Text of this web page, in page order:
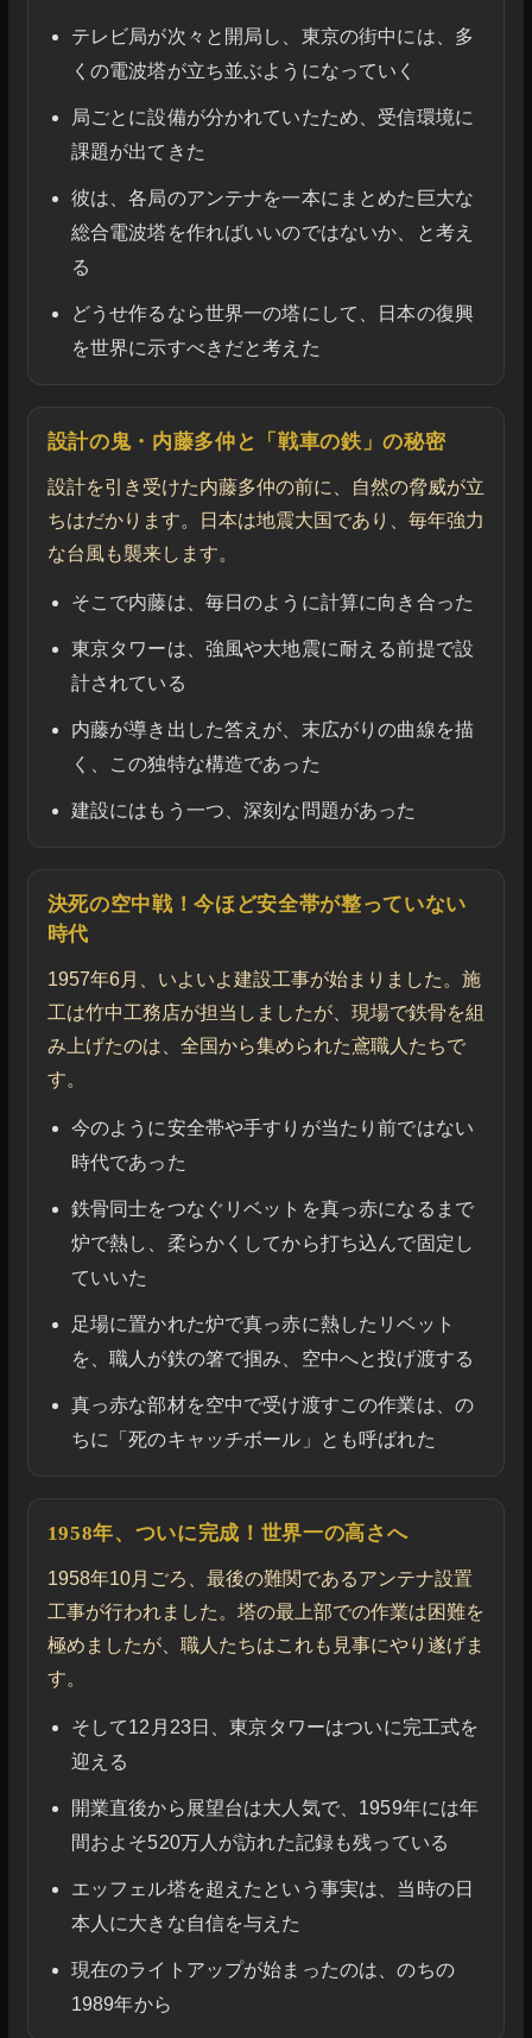
テレビ局が次々と開局し、東京の街中には、多
くの電波塔が立ち並ぶようになっていく
局ごとに設備が分かれていたため、受信環境に
課題が出てきた
彼は、各局のアンテナを一本にまとめた巨大な
総合電波塔を作ればいいのではないか、と考え
る
どうせ作るなら世界一の塔にして、日本の復興
を世界に示すべきだと考えた
設計の鬼・内藤多仲と「戦車の鉄」の秘密
設計を引き受けた内藤多仲の前に、自然の脅威が立
ちはだかります。日本は地震大国であり、毎年強力
な台風も襲来します。
そこで内藤は、毎日のように計算に向き合った
東京タワーは、強風や大地震に耐える前提で設
計されている
内藤が導き出した答えが、末広がりの曲線を描
く、この独特な構造であった
建設にはもう一つ、深刻な問題があった
決死の空中戦！今ほど安全帯が整っていない
時代
1957年6月、いよいよ建設工事が始まりました。施
工は竹中工務店が担当しましたが、現場で鉄骨を組
み上げたのは、全国から集められた鳶職人たちで
す。
今のように安全帯や手すりが当たり前ではない
時代であった
鉄骨同士をつなぐリベットを真っ赤になるまで
炉で熱し、柔らかくしてから打ち込んで固定し
ていいた
足場に置かれた炉で真っ赤に熱したリベット
を、職人が鉄の箸で掴み、空中へと投げ渡する
真っ赤な部材を空中で受け渡すこの作業は、の
ちに「死のキャッチボール」とも呼ばれた
1958年、ついに完成！世界一の高さへ
1958年10月ごろ、最後の難関であるアンテナ設置
工事が行われました。塔の最上部での作業は困難を
極めましたが、職人たちはこれも見事にやり遂げま
す。
そして12月23日、東京タワーはついに完工式を
迎える
開業直後から展望台は大人気で、1959年には年
間およそ520万人が訪れた記録も残っている
エッフェル塔を超えたという事実は、当時の日
本人に大きな自信を与えた
現在のライトアップが始まったのは、のちの
1989年から